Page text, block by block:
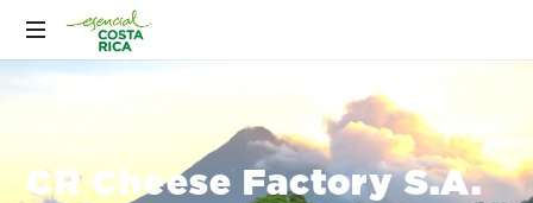
CR Cheese Factory S.A.